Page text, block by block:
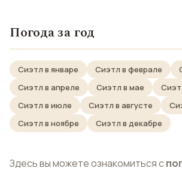
Погода за год
Сиэтл в январе Сиэтл в феврале
Сиэтл в апреле
Сиэтл в мае
Сиэтл в июле
Сиэтл в августе
Сиэтл в ноябре
Сиэтл в декабре
Здесь вы можете ознакомиться с